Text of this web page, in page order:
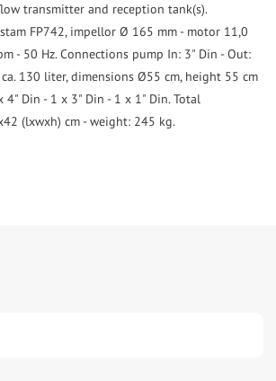
gestures.
transmitter and reception tank(s).
FP742, impellor Ø 165 mm - motor 11,0
- 50 Hz. Connections pump In: 3" Din - Out:
ca. 130 liter, dimensions Ø55 cm, height 55 cm
Din - 1 x 3" Din - 1 x 1" Din. Total
(lxwxh) cm - weight: 245 kg.